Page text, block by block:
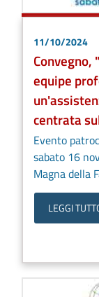
11/10/2024
equipe
centrata
Evento
sabato 16
Magna della
LEGGI